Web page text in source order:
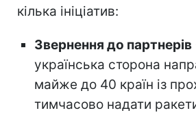
кілька ініціатив:
Звернення до партнерів
українська сторона
майже до 40 країн із
тимчасово надати